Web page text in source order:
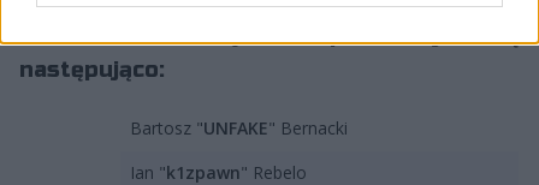
Skład Teamu Queso prezentuje się
następująco:
Bartosz "UNFAKE" Bernacki
Ian "k1zpawn" Rebelo